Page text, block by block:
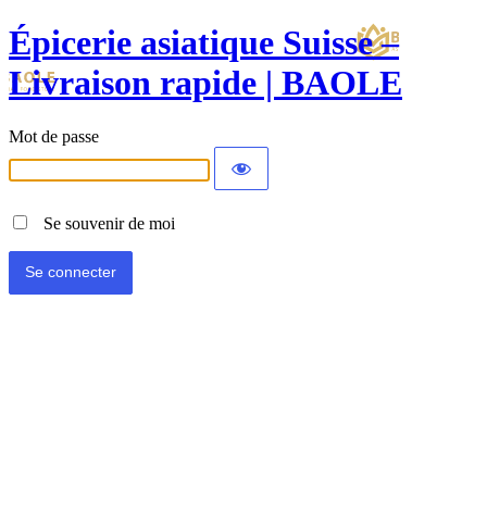
Épicerie asiatique Suisse –
Livraison rapide | BAOLE
Mot de passe
Se souvenir de moi